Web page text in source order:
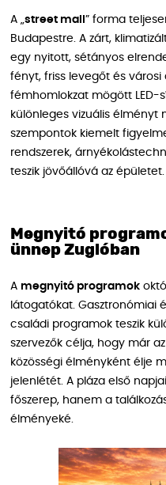
A „street mall ” forma
Budapestre. A zárt,
egy nyitott, sétányos
fényt, friss levegőt és
fémhomlokzat mögött LED-
különleges vizuális élményt
szempontok kiemelt
rendszerek,
teszik jövőállóvá az épületet.
Megnyitó
ünnep Zuglóban
A megnyitó programok
látogatókat. Gasztronómiai
családi programok teszik
szervezők célja, hogy már
közösségi élményként élje
jelenlétét. A pláza első
főszerep, hanem a
élményeké.